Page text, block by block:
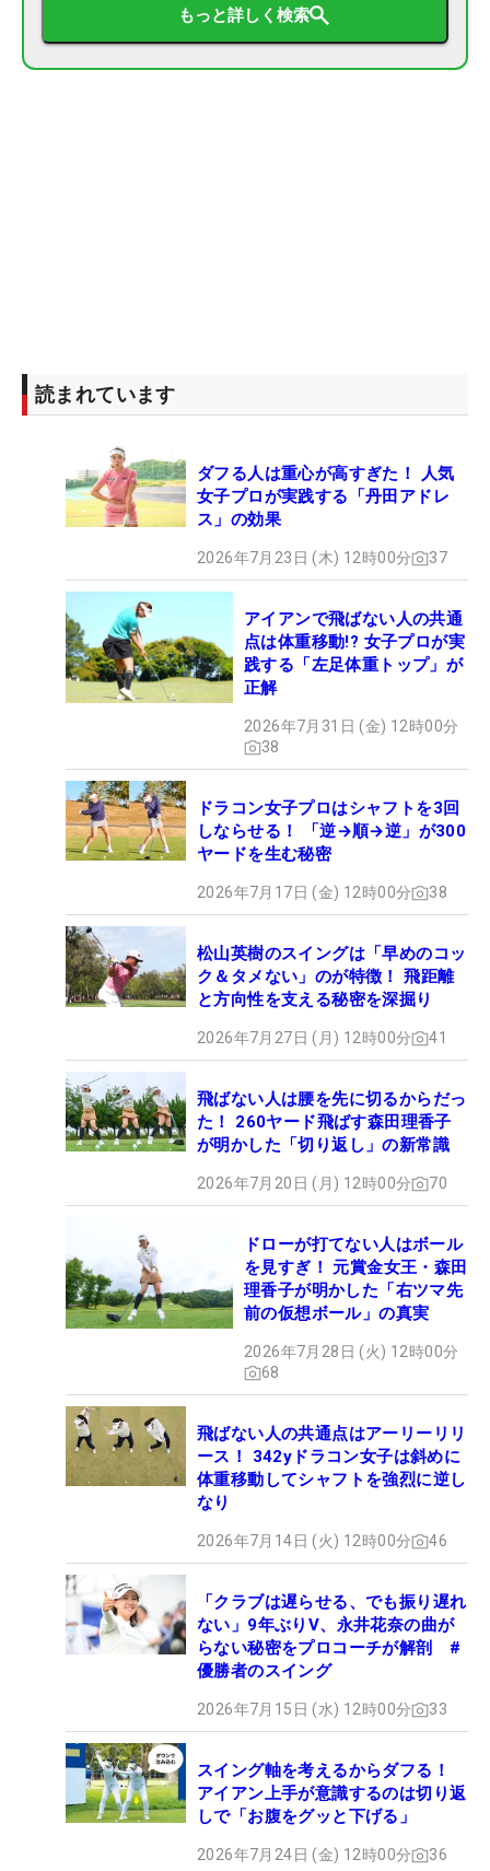
もっと詳しく検索
読まれています
ダフる人は重心が高すぎた！ 人気
女子プロが実践する「丹田アドレ
ス」の効果
2026年7月23日 (木) 12時00分 37
アイアンで飛ばない人の共通
点は体重移動!? 女子プロが実
践する「左足体重トップ」が
正解
2026年7月31日 (金) 12時00分
38
ドラコン女子プロはシャフトを3回
しならせる！ 「逆→順→逆」が300
ヤードを生む秘密
2026年7月17日 (金) 12時00分 38
松山英樹のスイングは「早めのコッ
ク＆タメない」のが特徴！ 飛距離
と方向性を支える秘密を深掘り
2026年7月27日 (月) 12時00分 41
飛ばない人は腰を先に切るからだっ
た！ 260ヤード飛ばす森田理香子
が明かした「切り返し」の新常識
2026年7月20日 (月) 12時00分 70
ドローが打てない人はボール
を見すぎ！ 元賞金女王・森田
理香子が明かした「右ツマ先
前の仮想ボール」の真実
2026年7月28日 (火) 12時00分
68
飛ばない人の共通点はアーリーリリ
ース！ 342yドラコン女子は斜めに
体重移動してシャフトを強烈に逆し
なり
2026年7月14日 (火) 12時00分 46
「クラブは遅らせる、でも振り遅れ
ない」9年ぶりV、永井花奈の曲が
らない秘密をプロコーチが解剖 #
優勝者のスイング
2026年7月15日 (水) 12時00分 33
スイング軸を考えるからダフる！
アイアン上手が意識するのは切り返
しで「お腹をグッと下げる」
2026年7月24日 (金) 12時00分 36